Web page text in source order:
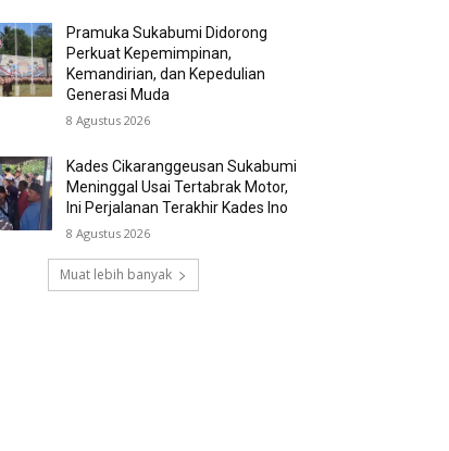
Pramuka Sukabumi Didorong
Perkuat Kepemimpinan,
Kemandirian, dan Kepedulian
Generasi Muda
8 Agustus 2026
Kades Cikaranggeusan Sukabumi
Meninggal Usai Tertabrak Motor,
Ini Perjalanan Terakhir Kades Ino
8 Agustus 2026
Muat lebih banyak